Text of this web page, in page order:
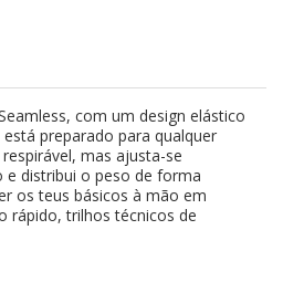
com um design elástico
preparado para qualquer
mas ajusta-se
distribui o peso de forma
os teus básicos à mão em
rápido, trilhos técnicos de